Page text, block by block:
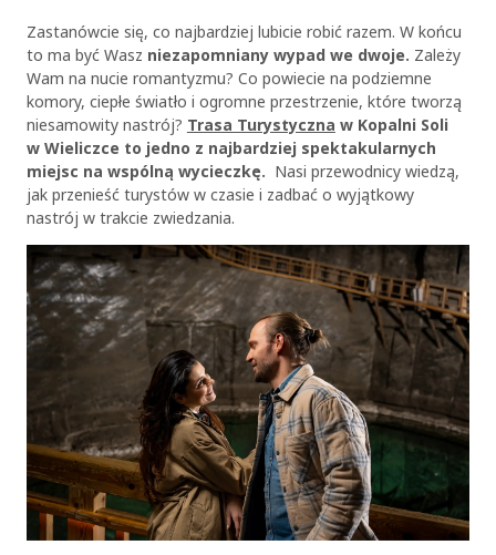
Zastanówcie się, co najbardziej lubicie robić razem. W końcu
to ma być Wasz niezapomniany wypad we dwoje. Zależy
Wam na nucie romantyzmu? Co powiecie na podziemne
komory, ciepłe światło i ogromne przestrzenie, które tworzą
niesamowity nastrój? Trasa Turystyczna w Kopalni Soli
w Wieliczce to jedno z najbardziej spektakularnych
miejsc na wspólną wycieczkę. Nasi przewodnicy wiedzą,
jak przenieść turystów w czasie i zadbać o wyjątkowy
nastrój w trakcie zwiedzania.